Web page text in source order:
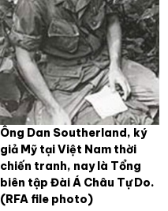
Ông Dan Southerland, ký
giả Mỹ tại Việt Nam thời
chiến tranh, nay là Tổng
biên tập Đài Á Châu Tự Do.
(RFA file photo)